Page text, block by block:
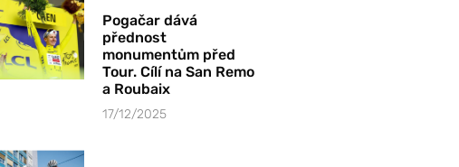
Pogačar dává
přednost
monumentům před
Tour. Cílí na San Remo
a Roubaix
17/12/2025